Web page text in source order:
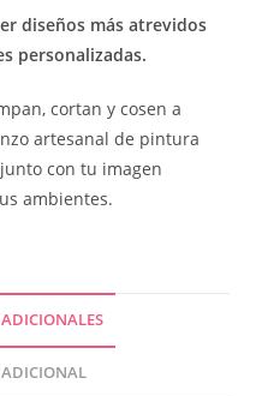
diseños más atrevidos
personalizadas.
cortan y cosen a
artesanal de pintura
con tu imagen
ambientes.